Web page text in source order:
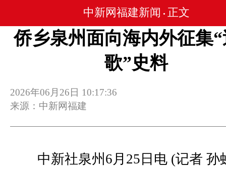
中新网福建新闻 • 正文
侨乡泉州面向海内外征集
歌”史料
2026年06月26日 10:17:36
来源：中新网福建
中新社泉州6月25日电 (记者 孙